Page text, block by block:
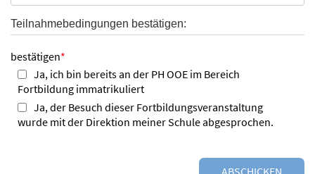
Teilnahmebedingungen bestätigen:
bestätigen*
Ja, ich bin bereits an der PH OOE im Bereich
Fortbildung immatrikuliert
Ja, der Besuch dieser Fortbildungsveranstaltung
wurde mit der Direktion meiner Schule abgesprochen.